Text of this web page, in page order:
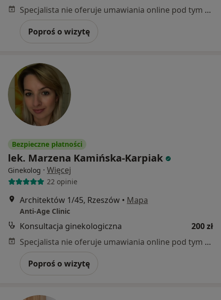
Specjalista nie oferuje umawiania online pod tym adresem.
Poproś o wizytę
Bezpieczne płatności
lek. Marzena Kamińska-Karpiak
Ginekolog · Więcej
22 opinie
Architektów 1/45, Rzeszów • Mapa
Anti-Age Clinic
Konsultacja ginekologiczna
200 zł
Specjalista nie oferuje umawiania online pod tym adresem.
Poproś o wizytę